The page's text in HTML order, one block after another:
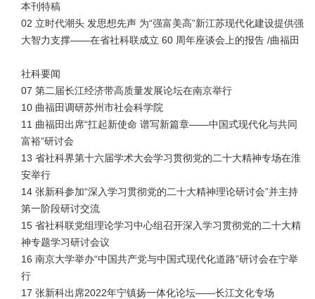
本刊特稿
02 立时代潮头 发思想先声 为“强富美高”新江苏现代化建设提供强
大智力支撑——在省社科联成立 60 周年座谈会上的报告 /曲福田
社科要闻
07 第二届长江经济带高质量发展论坛在南京举行
10 曲福田调研苏州市社会科学院
11 曲福田出席“扛起新使命 谱写新篇章——中国式现代化与共同
富裕”研讨会
13 省社科界第十六届学术大会学习贯彻党的二十大精神专场在淮
安举行
14 张新科参加“深入学习贯彻党的二十大精神理论研讨会”并主持
第一阶段研讨交流
15 省社科联党组理论学习中心组召开深入学习贯彻党的二十大精
神专题学习研讨会议
16 南京大学举办“中国共产党与中国式现代化道路”研讨会在宁举
行
17 张新科出席2022年宁镇扬一体化论坛——长江文化专场